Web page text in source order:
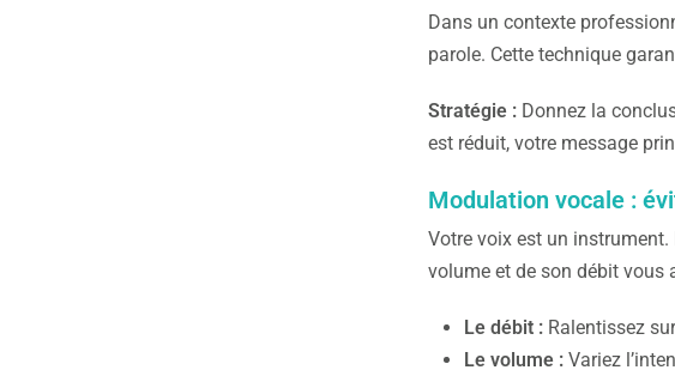
Dans un contexte
parole. Cette technique
Stratégie : Donnez la
est réduit, votre message
Modulation vocale :
Votre voix est un instrument.
volume et de son débit vous
Le débit : Ralentissez
Le volume : Variez